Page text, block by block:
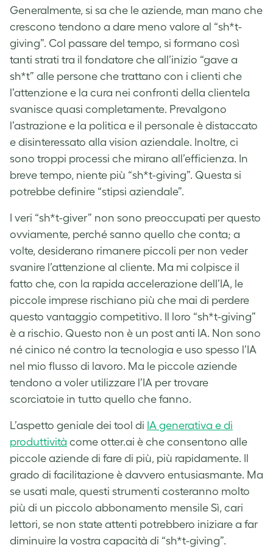
Generalmente, si sa che le aziende, man mano che
crescono tendono a dare meno valore al “sh*t-
giving”. Col passare del tempo, si formano così
tanti strati tra il fondatore che all’inizio “gave a
sh*t” alle persone che trattano con i clienti che
l’attenzione e la cura nei confronti della clientela
svanisce quasi completamente. Prevalgono
l’astrazione e la politica e il personale è distaccato
e disinteressato alla vision aziendale. Inoltre, ci
sono troppi processi che mirano all’efficienza. In
breve tempo, niente più “sh*t-giving”. Questa si
potrebbe definire “stipsi aziendale”.
I veri “sh*t-giver” non sono preoccupati per questo
ovviamente, perché sanno quello che conta; a
volte, desiderano rimanere piccoli per non veder
svanire l’attenzione al cliente. Ma mi colpisce il
fatto che, con la rapida accelerazione dell’IA, le
piccole imprese rischiano più che mai di perdere
questo vantaggio competitivo. Il loro “sh*t-giving”
è a rischio. Questo non è un post anti IA. Non sono
né cinico né contro la tecnologia e uso spesso l’IA
nel mio flusso di lavoro. Ma le piccole aziende
tendono a voler utilizzare l’IA per trovare
scorciatoie in tutto quello che fanno.
L’aspetto geniale dei tool di IA generativa e di
produttività come otter.ai è che consentono alle
piccole aziende di fare di più, più rapidamente. Il
grado di facilitazione è davvero entusiasmante. Ma
se usati male, questi strumenti costeranno molto
più di un piccolo abbonamento mensile Sì, cari
lettori, se non state attenti potrebbero iniziare a far
diminuire la vostra capacità di “sh*t-giving”.